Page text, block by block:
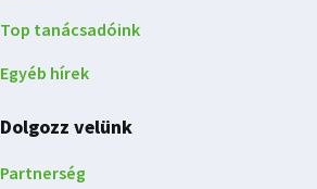
Top tanácsadóink
Egyéb hírek
Dolgozz velünk
Partnerség